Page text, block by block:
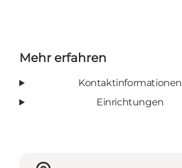
Mehr erfahren
Kontaktinformationen
Einrichtungen